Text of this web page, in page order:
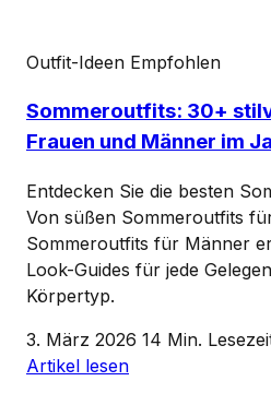
Outfit-Ideen Empfohlen
Sommeroutfits: 30+
Frauen und Männer im
Entdecken Sie die besten
Von süßen Sommeroutfits
Sommeroutfits für Männer
Look-Guides für jede
Körpertyp.
3. März 2026 14 Min.
Artikel lesen